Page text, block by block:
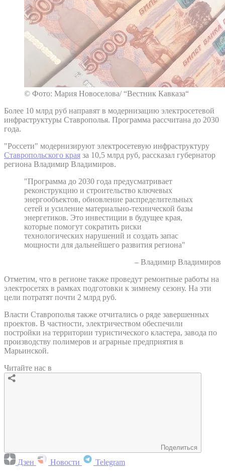
© Фото: Мария Новоселова/ “Вестник Кавказа“
Более 10 млрд руб направят в модернизацию электросетевой
инфраструктуры Ставрополья. Программа рассчитана до 2030
года.
"Россети" модернизируют электросетевую инфраструктуру
Ставропольского края за 10,5 млрд руб, рассказал губернатор
региона Владимир Владимиров.
"Программа до 2030 года предусматривает
реконструкцию и строительство ключевых
энергообъектов, обновление распределительных
сетей и усиление материально-технической базы
энергетиков. Это инвестиции в будущее края,
которые помогут сократить риски
технологических нарушений и создать запас
мощности для дальнейшего развития региона"
– Владимир Владимиров
Отметим, что в регионе также проведут ремонтные работы на
электросетях в рамках подготовки к зимнему сезону. На эти
цели потратят почти 2 млрд руб.
Власти Ставрополья также отчитались о ряде завершенных
проектов. В частности, электричеством обеспечили
постройки на территории туристического кластера, завода по
производству полимеров и аграрные предприятия в
Марьинской.
Читайте нас в
Поделиться
Дзен Новости Telegram